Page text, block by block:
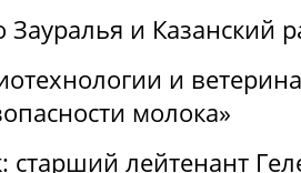
Зауралья и Казанский
и
молока»
старший лейтенант